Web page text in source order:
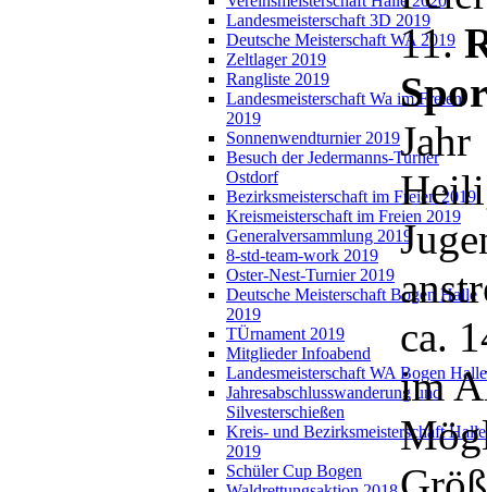
Landesmeisterschaft 3D 2019
Deutsche Meisterschaft WA 2019
Zeltlager 2019
Rangliste 2019
Landesmeisterschaft Wa im Freien
2019
Sonnenwendturnier 2019
Besuch der Jedermanns-Turner
Ostdorf
Bezirksmeisterschaft im Freien 2019
Kreismeisterschaft im Freien 2019
Generalversammlung 2019
8-std-team-work 2019
Oster-Nest-Turnier 2019
Deutsche Meisterschaft Bogen Halle
2019
TÜrnament 2019
Mitglieder Infoabend
Landesmeisterschaft WA Bogen Halle
Jahresabschlusswanderung und
Silvesterschießen
Kreis- und Bezirksmeisterschaft Halle
2019
Schüler Cup Bogen
11.
Jahr
ca.
im